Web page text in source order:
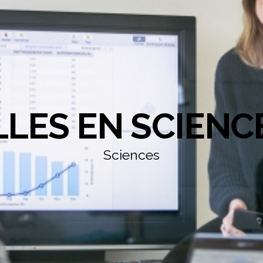
EN
Sciences